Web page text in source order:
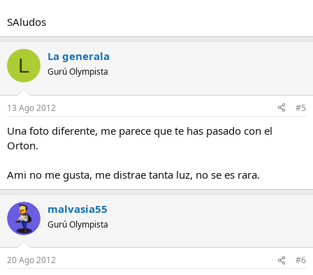
SAludos
L La generala
Gurú Olympista
13 Ago 2012 #5
Una foto diferente, me parece que te has pasado con el
Orton.
Ami no me gusta, me distrae tanta luz, no se es rara.
malvasia55
Gurú Olympista
20 Ago 2012 #6